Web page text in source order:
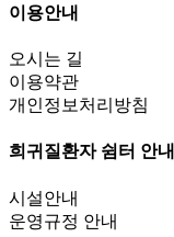
이용안내
오시는 길
이용약관
개인정보처리방침
희귀질환자 쉼터 안내
시설안내
운영규정 안내